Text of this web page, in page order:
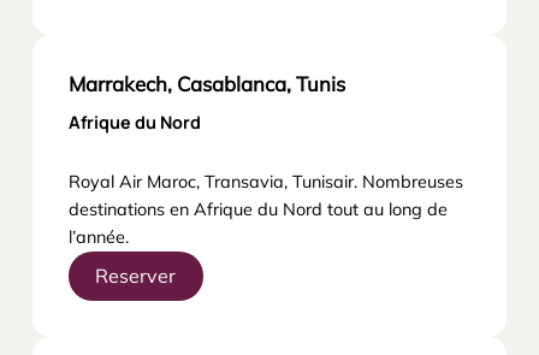
Marrakech, Casablanca, Tunis
Afrique du Nord
Royal Air Maroc, Transavia, Tunisair. Nombreuses
destinations en Afrique du Nord tout au long de
l’année.
Reserver